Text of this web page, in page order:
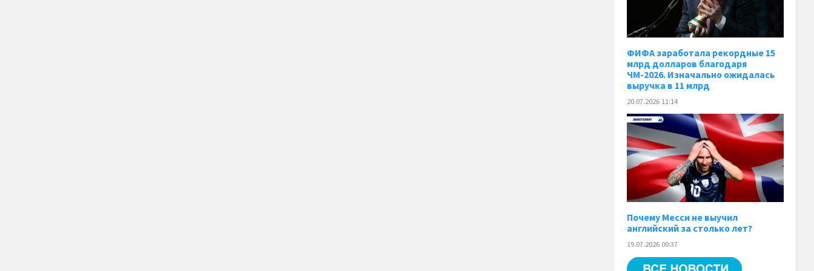
ФИФА заработала рекордные 15
млрд долларов благодаря
ЧМ-2026. Изначально ожидалась
выручка в 11 млрд
20.07.2026 11:14
Почему Месси не выучил
английский за столько лет?
19.07.2026 00:37